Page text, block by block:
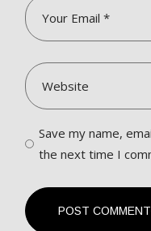
Save my name,
the next time I
POST COMMENT